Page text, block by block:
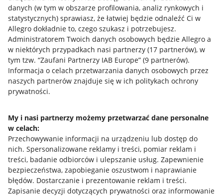
danych (w tym w obszarze profilowania, analiz rynkowych i
statystycznych) sprawiasz, że łatwiej będzie odnaleźć Ci w
Allegro dokładnie to, czego szukasz i potrzebujesz.
Administratorem Twoich danych osobowych będzie Allegro a
w niektórych przypadkach nasi partnerzy (17 partnerów), w
tym tzw. “Zaufani Partnerzy IAB Europe” (9 partnerów).
Informacja o celach przetwarzania danych osobowych przez
naszych partnerów znajduje się w ich politykach ochrony
prywatności.
My i nasi partnerzy możemy przetwarzać dane personalne
w celach:
Przechowywanie informacji na urządzeniu lub dostęp do
nich. Spersonalizowane reklamy i treści, pomiar reklam i
treści, badanie odbiorców i ulepszanie usług. Zapewnienie
bezpieczeństwa, zapobieganie oszustwom i naprawianie
błędów. Dostarczanie i prezentowanie reklam i treści.
Zapisanie decyzji dotyczących prywatności oraz informowanie
Przydatne informacje
Jak to działa
Allegro Gadane dla sprzedających
Allegro Gadane dla kupujących
Mapa miejscowości
Informacje prawne